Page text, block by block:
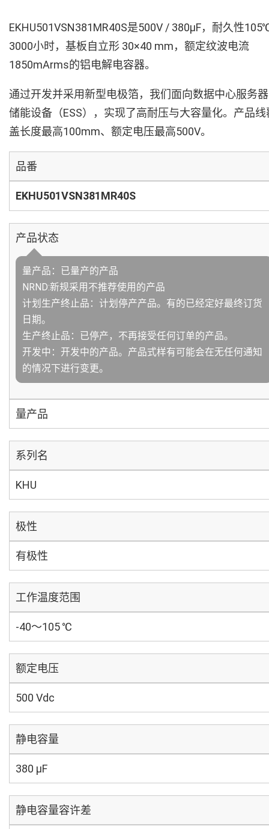
EKHU501VSN381MR40S是500V / 380µF，耐久性
3000小时，基板自立形 30×40 mm，额定纹波电流
1850mArms的铝电解电容器。
通过开发并采用新型电极箔，我们面向数据中心服务
储能设备（ESS），实现了高耐压与大容量化。产品线
盖长度最高100mm、额定电压最高500V。
品番
EKHU501VSN381MR40S
产品状态
量产品：已量产的产品
NRND:新规采用不推荐使用的产品
计划生产终止品：计划停产产品。有的已经定好最终订货
日期。
生产终止品：已停产，不再接受任何订单的产品。
开发中：开发中的产品。产品式样有可能会在无任何通知
的情况下进行变更。
量产品
系列名
KHU
极性
有极性
工作温度范围
-40～105 ℃
额定电压
500 Vdc
静电容量
380 µF
静电容量容许差